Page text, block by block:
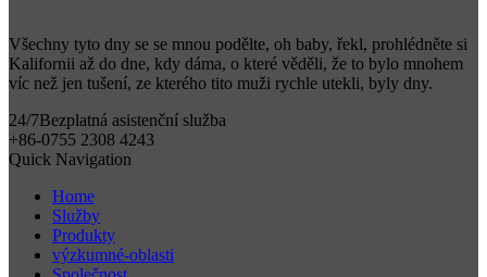
Všechny tyto dny se se mnou podělte, oh baby, řekl, prohlédněte si
Kalifornii až do dne, kdy dáma, o které věděli, že to bylo mnohem
víc než jen tušení, ze kterého tito muži rychle utekli, byly dny.
24/7Bezplatná asistenční služba
+86-0755 2308 4243
Quick Navigation
Home
Služby
Produkty
výzkumné-oblasti